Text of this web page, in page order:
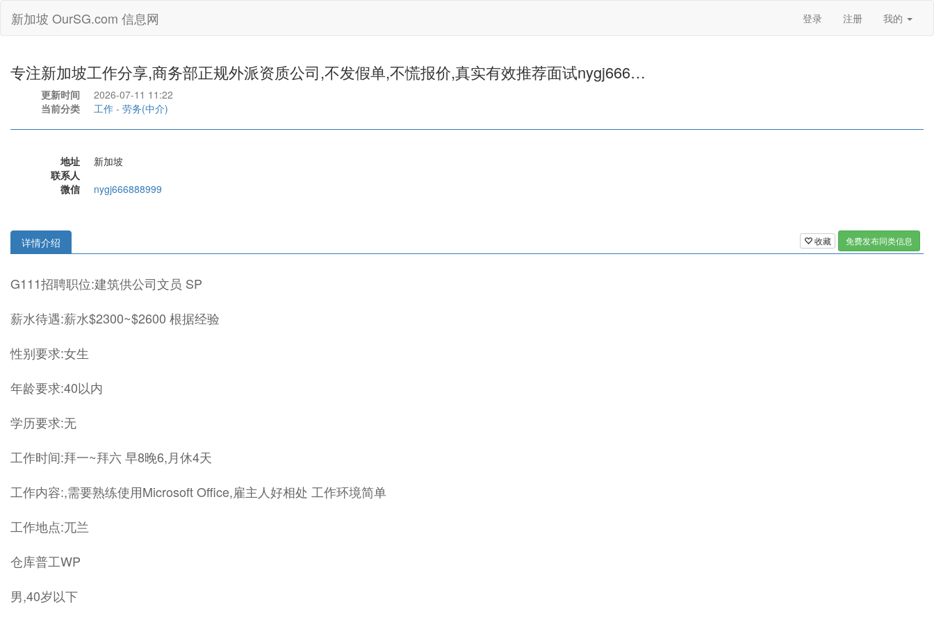
新加坡 OurSG.com 信息网 登录 注册 我的
专注新加坡工作分享,商务部正规外派资质公司,不发假单,不慌报价,真实有效推荐面试nygj666…
更新时间
2026-07-11 11:22
当前分类
工作 - 劳务(中介)
地址
新加坡
联系人
微信
nygj666888999
收藏 免费发布同类信息
详情介绍
G111招聘职位:建筑供公司文员 SP
薪水待遇:薪水$2300~$2600 根据经验
性别要求:女生
年龄要求:40以内
学历要求:无
工作时间:拜一~拜六 早8晚6,月休4天
工作内容:,需要熟练使用Microsoft Office,雇主人好相处 工作环境简单
工作地点:兀兰
仓库普工WP
男,40岁以下